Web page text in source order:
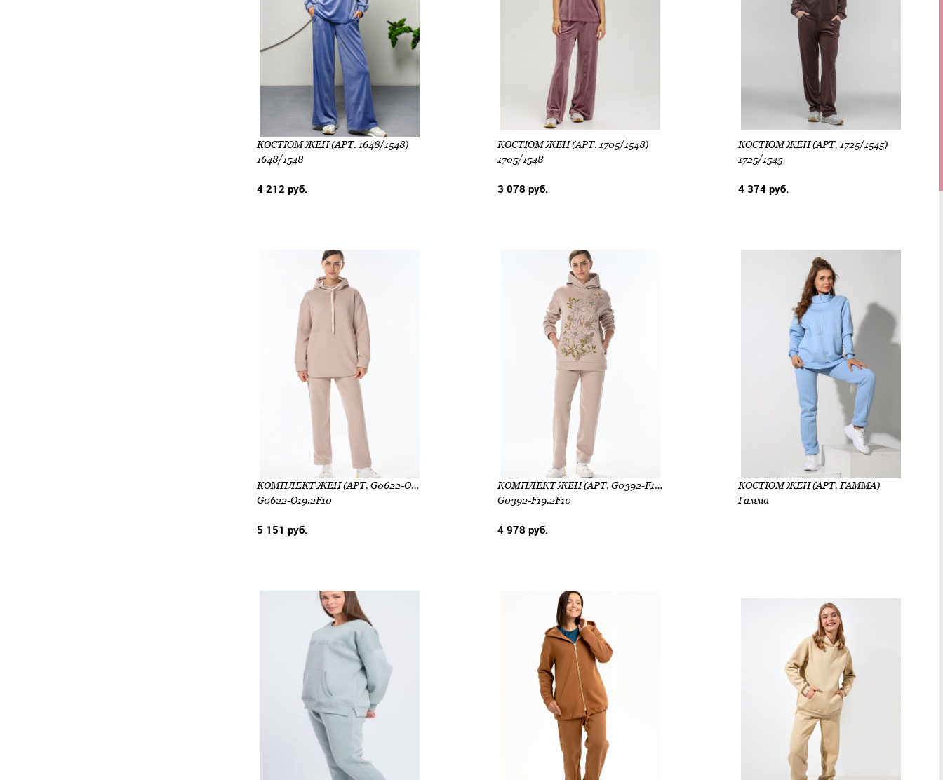
КОСТЮМ ЖЕН (АРТ. 1648/1548)
1648/1548
4 212 руб.
КОСТЮМ ЖЕН (АРТ. 1705/1548)
1705/1548
3 078 руб.
КОСТЮМ ЖЕН (АРТ. 1725/1545)
1725/1545
4 374 руб.
КОМПЛЕКТ ЖЕН (АРТ. G0622-O19.2F10)
G0622-O19.2F10
5 151 руб.
КОМПЛЕКТ ЖЕН (АРТ. G0392-F19.2F10)
G0392-F19.2F10
4 978 руб.
КОСТЮМ ЖЕН (АРТ. ГАММА)
Гамма